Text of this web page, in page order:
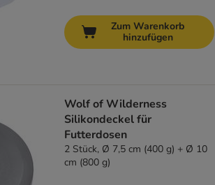
Zum Warenkorb
hinzufügen
Wolf of Wilderness
Silikondeckel für
Futterdosen
2 Stück, Ø 7,5 cm (400 g) + Ø 10
cm (800 g)